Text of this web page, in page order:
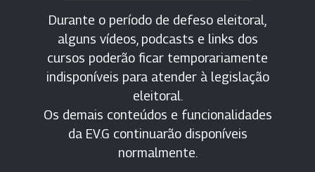
Durante o período de defeso eleitoral,
alguns vídeos, podcasts e links dos
cursos poderão ficar temporariamente
indisponíveis para atender à legislação
eleitoral.
Os demais conteúdos e funcionalidades
da EV.G continuarão disponíveis
normalmente.